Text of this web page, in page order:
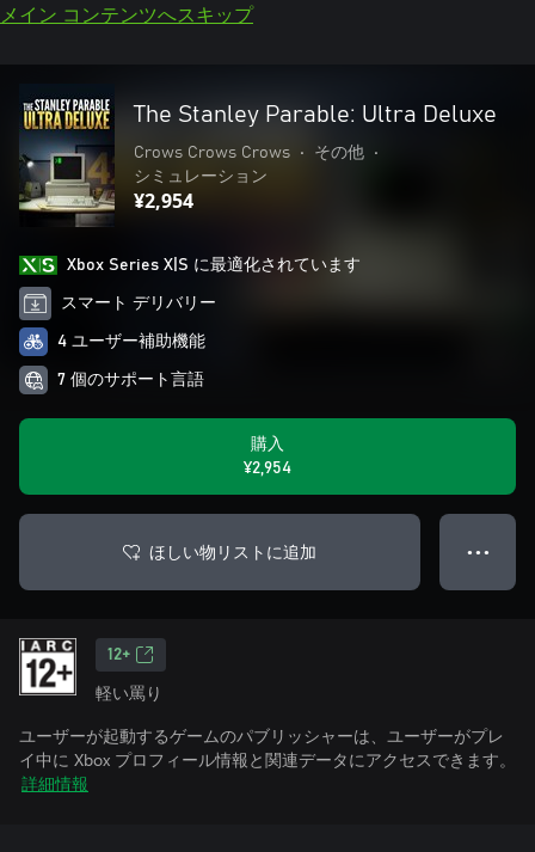
メイン コンテンツへスキップ
The Stanley Parable: Ultra Deluxe
Crows Crows Crows • その他
•
シミュレーション
¥2,954
Xbox Series X|S に最適化されています
スマート デリバリー
4 ユーザー補助機能
7 個のサポート言語
購入
¥2,954
ほしい物リストに追加 ● ● ●
12+
軽い罵り
ユーザーが起動するゲームのパブリッシャーは、ユーザーがプレ
イ中に Xbox プロフィール情報と関連データにアクセスできます。
詳細情報